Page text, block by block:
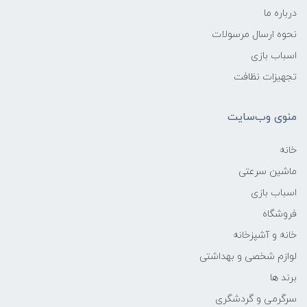
درباره ما
نحوه ارسال مرسولات
اسباب بازی
تجهیزات نظافت
منوی وب‌سایت
خانه
ماشین سرعتی
اسباب بازی
فروشگاه
خانه و آشپزخانه
لوازم شخصی و بهداشتی
برند ها
سرگرمی و گردشگری